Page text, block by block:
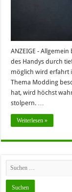
ANZEIGE -
des Handys durch
möglich wird erfahrt
Thema Modding
hat, wird höchst
stolpern. …
Weiterlesen »